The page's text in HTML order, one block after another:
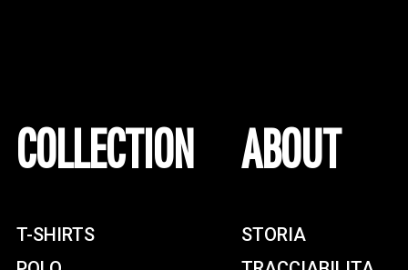
COLLECTION
T-SHIRTS
ABOUT
STORIA